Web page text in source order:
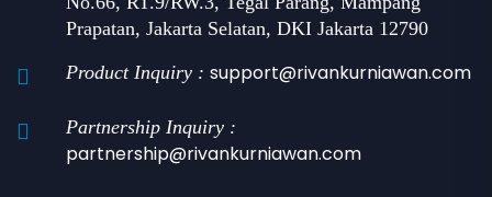
Prapatan, Jakarta Selatan, DKI Jakarta 12790
Product Inquiry : support@rivankurniawan.com
Partnership Inquiry :
partnership@rivankurniawan.com